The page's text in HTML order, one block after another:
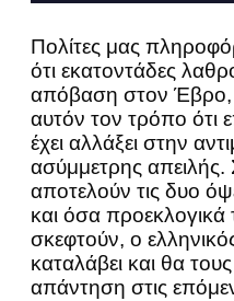
Πολίτες μας
ότι εκατοντάδες
απόβαση στον Έβρο,
αυτόν τον τρόπο ότι
έχει αλλάξει στην
ασύμμετρης
αποτελούν τις δυο
και όσα προεκλογικά
σκεφτούν, ο
καταλάβει και θα
απάντηση στις